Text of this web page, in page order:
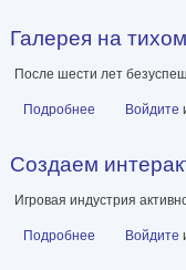
Галерея на
После шести лет
Подробнее о Галерея
Войдите
Создаем
Игровая индустрия
Подробнее о Создаем
Войдите